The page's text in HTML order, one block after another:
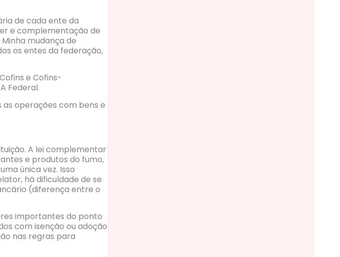
de cada ente da
e complementação de
mudança de
os entes da federação,
e Cofins-
Federal.
operações com bens e
A lei complementar
e produtos do fumo,
única vez. Isso
há dificuldade de se
(diferença entre o
importantes do ponto
com isenção ou adoção
nas regras para